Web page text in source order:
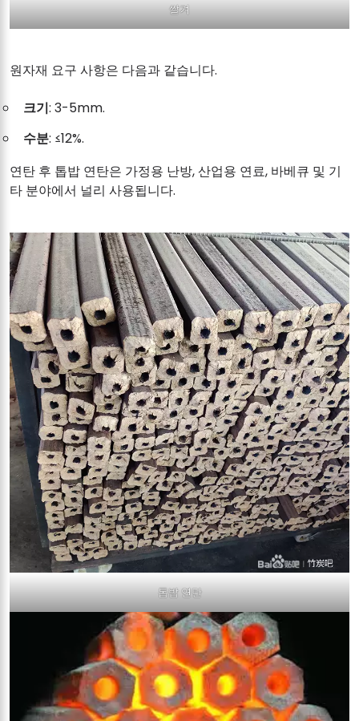
쌀겨
원자재 요구 사항은 다음과 같습니다.
크기: 3-5mm.
수분: ≤12%.
연탄 후 톱밥 연탄은 가정용 난방, 산업용 연료, 바베큐 및 기
타 분야에서 널리 사용됩니다.
톱밥 연탄